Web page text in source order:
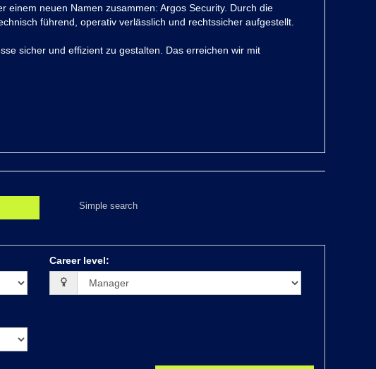
einem neuen Namen zusammen: Argos Security. Durch die
führend, operativ verlässlich und rechtssicher aufgestellt.
sicher und effizient zu gestalten. Das erreichen wir mit
Simple search
Career level: